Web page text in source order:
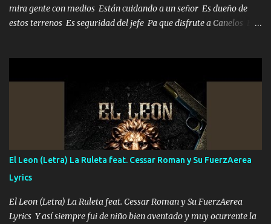
mira gente con medios Están cuidando a un señor Es dueño de
estos terrenos Es seguridad del jefe Pa que disfrute a Canelos Es
ni tampoco las mujeres porque es platica de grandes por eso hay
que estar alegres doy las instrucciones para atender los deberes
Música Si es que salta algún problema de confianza tengo gente
ahí está el Hombre Cuarenta y también Pariente 7 arreglan
cualquier problema no más es cuestión que ordené NOS HACE
FALTA UN HERMANO DE CLAVE ERA EL 24 SIEMPRE FUE UN
HOMBRE VALIENTE POR ALGO M'URIÓ PELEAND0 SIEMPRE
VIO POR LA FAMILIA PARA QUE SIGA EL LEGADO Es el DOS de
los HERMANOS un cerebro inteligente y com...
El Leon (Letra) La Ruleta feat. Cessar Roman y Su FuerzAerea
Lyrics
El Leon (Letra) La Ruleta feat. Cessar Roman y Su FuerzAerea
Lyrics Y así siempre fui de niño bien aventado y muy ocurrente la